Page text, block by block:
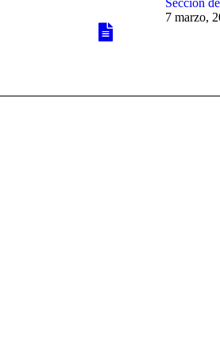
Sección
7 marzo,